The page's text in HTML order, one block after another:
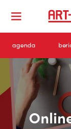
agenda